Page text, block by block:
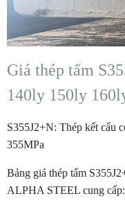
Giá thép tấm
140ly 150ly
S355J2+N: Thép kết cấu
355MPa
Bảng giá thép tấm
ALPHA STEEL cung cấp: